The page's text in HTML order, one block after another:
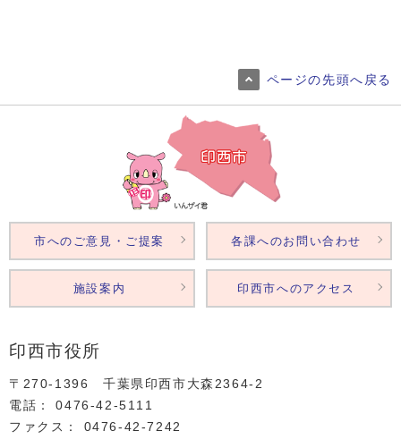
ページの先頭へ戻る
印西市役所
〒270-1396 千葉県印西市大森2364‐2
電話： 0476‐42‐5111
ファクス： 0476‐42‐7242
市へのご意見・ご提案 各課へのお問い合わせ
施設案内 印西市へのアクセス